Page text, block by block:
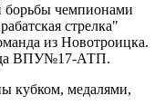
борьбы чемпионами
стрелка"
из Новотроицка.
ВПУ№17-АТП.
кубком, медалями,